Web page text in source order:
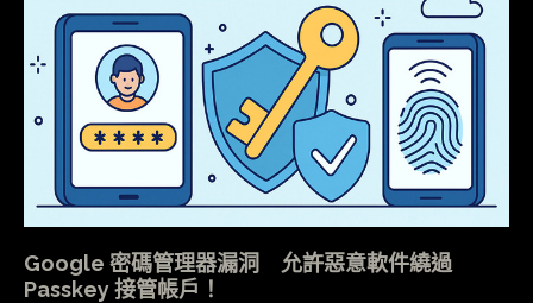
Google 密碼管理器漏洞 允許惡意軟件繞過
Passkey 接管帳戶！